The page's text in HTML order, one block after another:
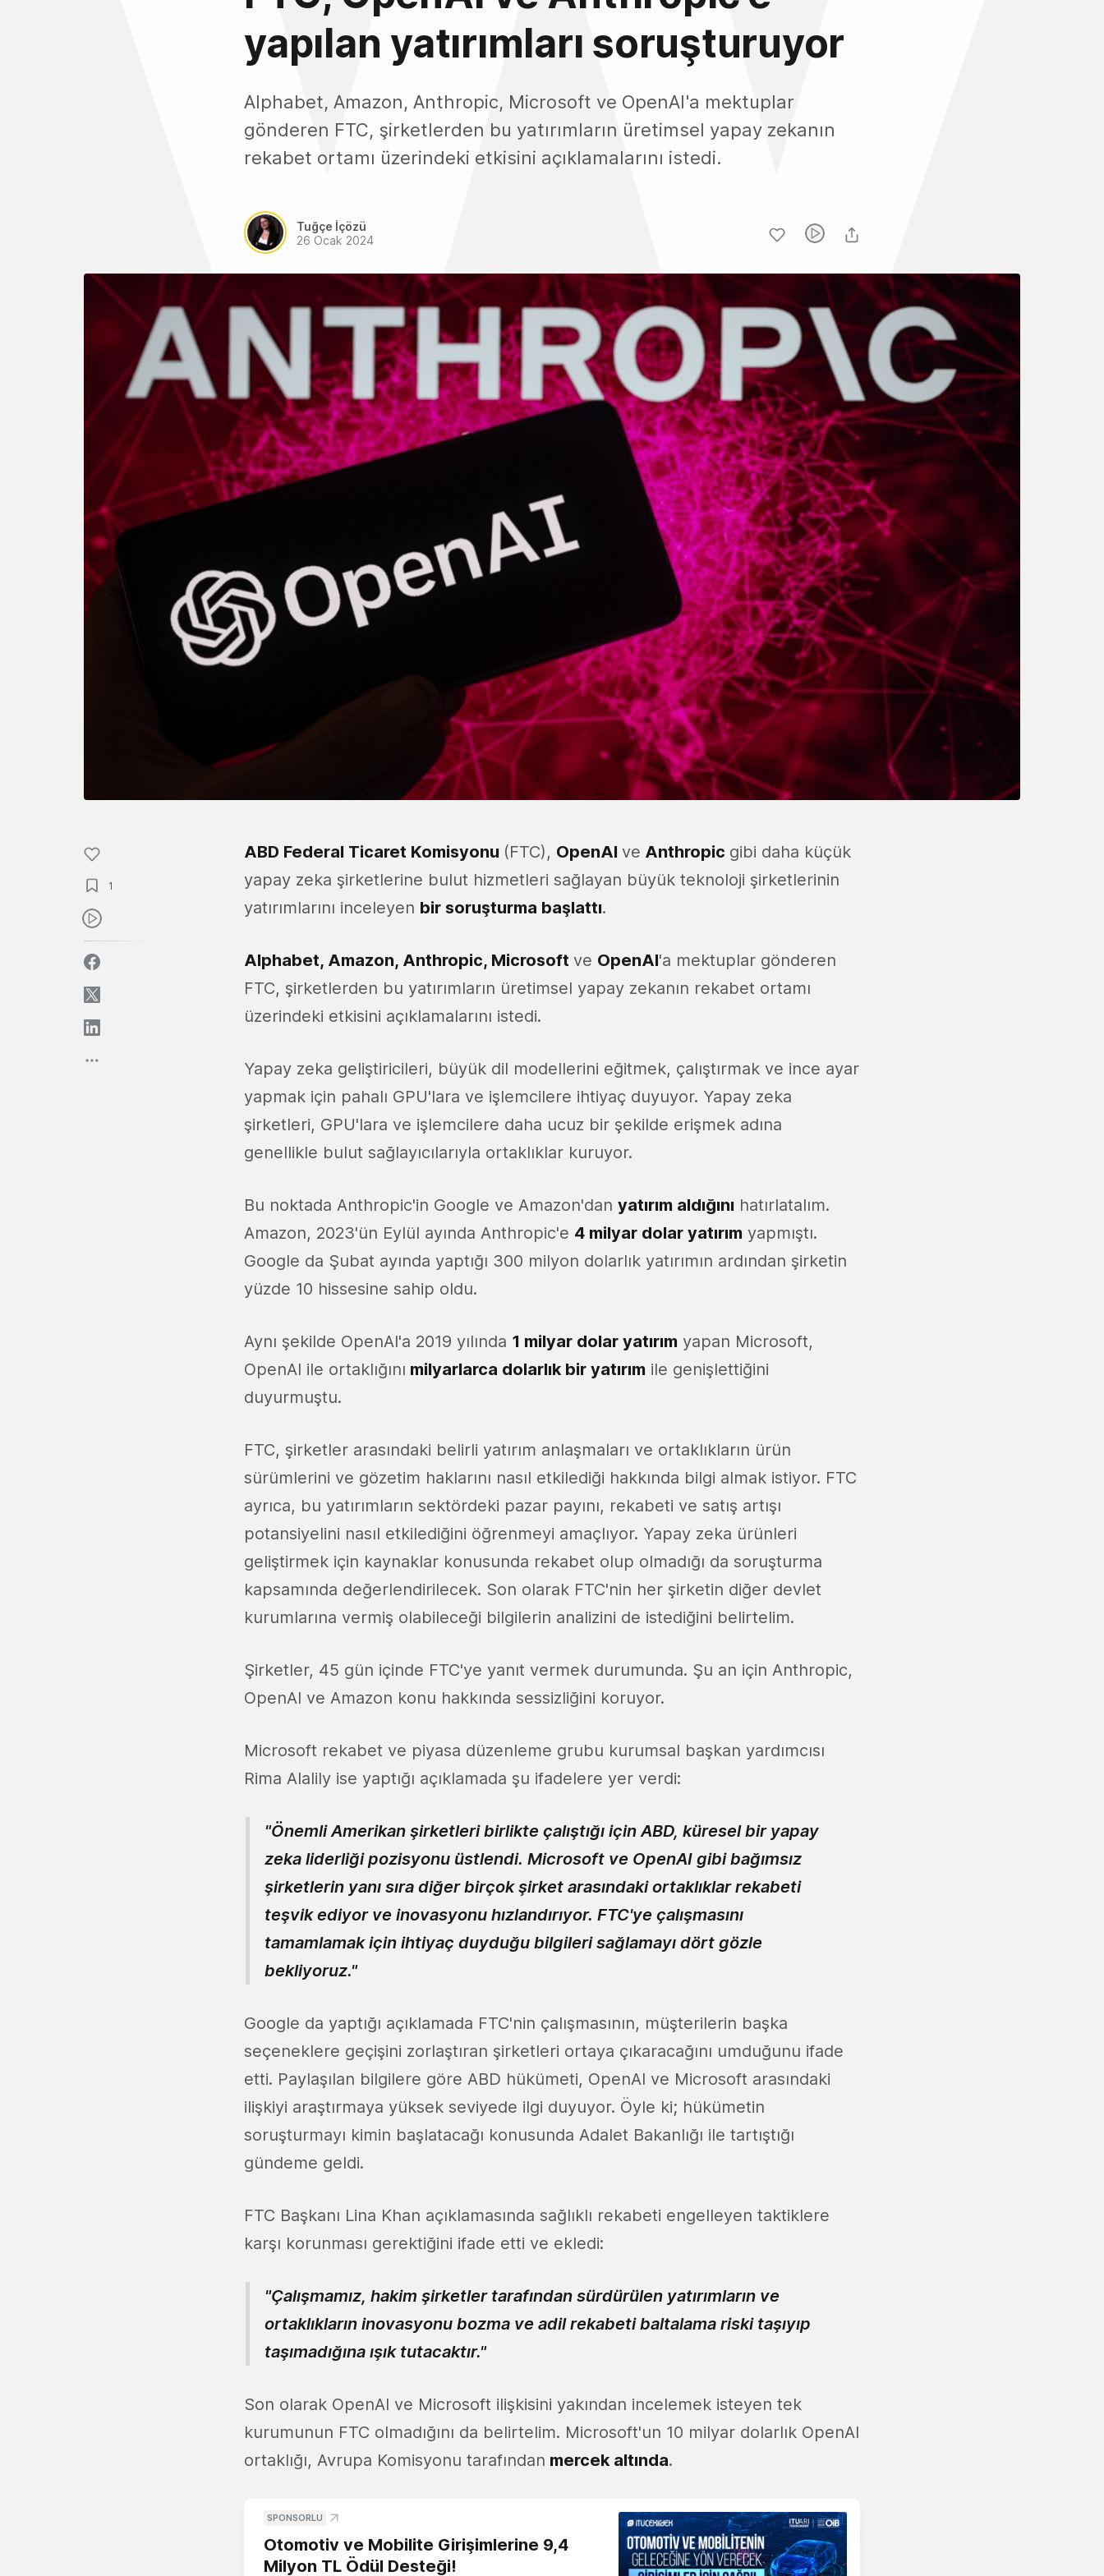
yapılan yatırımları soruşturuyor
Alphabet, Amazon, Anthropic, Microsoft ve OpenAI'a mektuplar
gönderen FTC, şirketlerden bu yatırımların üretimsel yapay zekanın
rekabet ortamı üzerindeki etkisini açıklamalarını istedi.
Tuğçe İçözü
26 Ocak 2024
1
ABD Federal Ticaret Komisyonu (FTC), OpenAI ve Anthropic gibi daha küçük
yapay zeka şirketlerine bulut hizmetleri sağlayan büyük teknoloji şirketlerinin
yatırımlarını inceleyen bir soruşturma başlattı.
Alphabet, Amazon, Anthropic, Microsoft ve OpenAI'a mektuplar gönderen
FTC, şirketlerden bu yatırımların üretimsel yapay zekanın rekabet ortamı
üzerindeki etkisini açıklamalarını istedi.
Yapay zeka geliştiricileri, büyük dil modellerini eğitmek, çalıştırmak ve ince ayar
yapmak için pahalı GPU'lara ve işlemcilere ihtiyaç duyuyor. Yapay zeka
şirketleri, GPU'lara ve işlemcilere daha ucuz bir şekilde erişmek adına
genellikle bulut sağlayıcılarıyla ortaklıklar kuruyor.
Bu noktada Anthropic'in Google ve Amazon'dan yatırım aldığını hatırlatalım.
Amazon, 2023'ün Eylül ayında Anthropic'e 4 milyar dolar yatırım yapmıştı.
Google da Şubat ayında yaptığı 300 milyon dolarlık yatırımın ardından şirketin
yüzde 10 hissesine sahip oldu.
Aynı şekilde OpenAI'a 2019 yılında 1 milyar dolar yatırım yapan Microsoft,
OpenAI ile ortaklığını milyarlarca dolarlık bir yatırım ile genişlettiğini
duyurmuştu.
FTC, şirketler arasındaki belirli yatırım anlaşmaları ve ortaklıkların ürün
sürümlerini ve gözetim haklarını nasıl etkilediği hakkında bilgi almak istiyor. FTC
ayrıca, bu yatırımların sektördeki pazar payını, rekabeti ve satış artışı
potansiyelini nasıl etkilediğini öğrenmeyi amaçlıyor. Yapay zeka ürünleri
geliştirmek için kaynaklar konusunda rekabet olup olmadığı da soruşturma
kapsamında değerlendirilecek. Son olarak FTC'nin her şirketin diğer devlet
kurumlarına vermiş olabileceği bilgilerin analizini de istediğini belirtelim.
Şirketler, 45 gün içinde FTC'ye yanıt vermek durumunda. Şu an için Anthropic,
OpenAI ve Amazon konu hakkında sessizliğini koruyor.
Microsoft rekabet ve piyasa düzenleme grubu kurumsal başkan yardımcısı
Rima Alalily ise yaptığı açıklamada şu ifadelere yer verdi:
"Önemli Amerikan şirketleri birlikte çalıştığı için ABD, küresel bir yapay
zeka liderliği pozisyonu üstlendi. Microsoft ve OpenAI gibi bağımsız
şirketlerin yanı sıra diğer birçok şirket arasındaki ortaklıklar rekabeti
teşvik ediyor ve inovasyonu hızlandırıyor. FTC'ye çalışmasını
tamamlamak için ihtiyaç duyduğu bilgileri sağlamayı dört gözle
bekliyoruz."
Google da yaptığı açıklamada FTC'nin çalışmasının, müşterilerin başka
seçeneklere geçişini zorlaştıran şirketleri ortaya çıkaracağını umduğunu ifade
etti. Paylaşılan bilgilere göre ABD hükümeti, OpenAI ve Microsoft arasındaki
ilişkiyi araştırmaya yüksek seviyede ilgi duyuyor. Öyle ki; hükümetin
soruşturmayı kimin başlatacağı konusunda Adalet Bakanlığı ile tartıştığı
gündeme geldi.
FTC Başkanı Lina Khan açıklamasında sağlıklı rekabeti engelleyen taktiklere
karşı korunması gerektiğini ifade etti ve ekledi:
"Çalışmamız, hakim şirketler tarafından sürdürülen yatırımların ve
ortaklıkların inovasyonu bozma ve adil rekabeti baltalama riski taşıyıp
taşımadığına ışık tutacaktır."
Son olarak OpenAI ve Microsoft ilişkisini yakından incelemek isteyen tek
kurumunun FTC olmadığını da belirtelim. Microsoft'un 10 milyar dolarlık OpenAI
ortaklığı, Avrupa Komisyonu tarafından mercek altında.
SPONSORLU
Otomotiv ve Mobilite Girişimlerine 9,4
Milyon TL Ödül Desteği!